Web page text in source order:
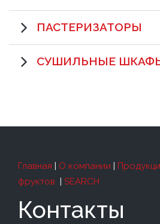
ПАСТЕРИЗАТОРЫ
СУШИЛЬНЫЕ
Главная | О компании |
фруктов | SEARCH
Контакты